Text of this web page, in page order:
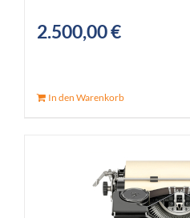
2.500,00€
In den Warenkorb